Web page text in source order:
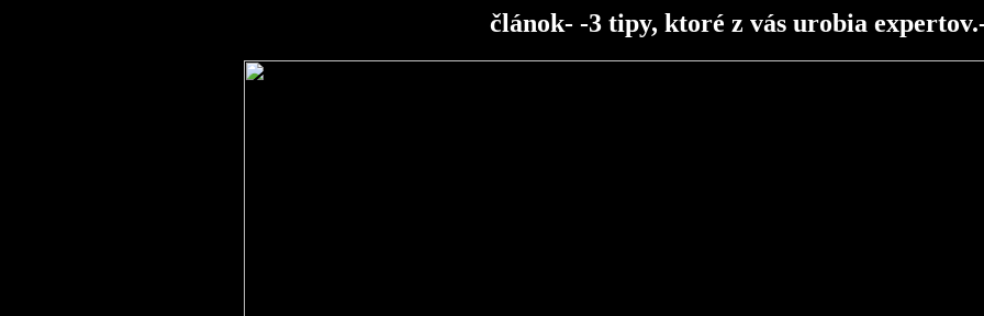
článok- -3 tipy, ktoré z vás urobia